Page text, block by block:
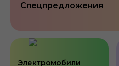
Спецпредложения
Электромобили